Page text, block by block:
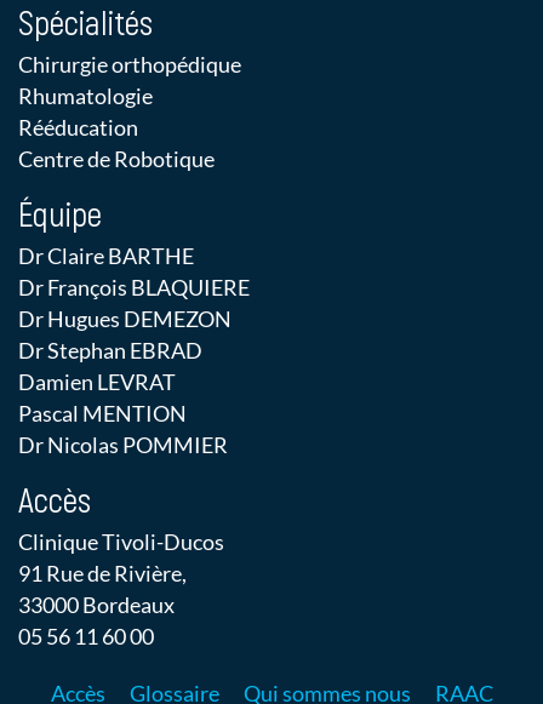
Spécialités
Chirurgie orthopédique
Rhumatologie
Rééducation
Centre de Robotique
Équipe
Dr Claire BARTHE
Dr François BLAQUIERE
Dr Hugues DEMEZON
Dr Stephan EBRAD
Damien LEVRAT
Pascal MENTION
Dr Nicolas POMMIER
Accès
Clinique Tivoli-Ducos
91 Rue de Rivière,
33000 Bordeaux
05 56 11 60 00
Accès Glossaire Qui sommes nous RAAC